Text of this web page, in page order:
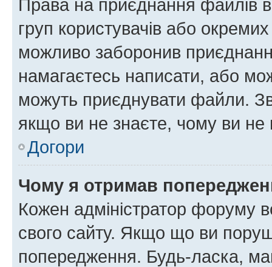
Права на приєднання файлів
груп користувачів або
можливо заборонив
намагаєтесь написати, або
можуть приєднувати файли.
якщо ви не знаєте, чому ви
Догори
Чому я отримав
Кожен адміністратор форуму
свого сайту. Якщо що ви
попередження. Будь-ласка,